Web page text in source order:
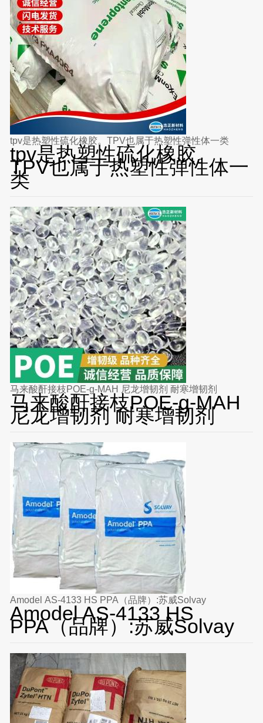
tpv是热塑性硫化橡胶。TPV也属于热塑性弹性体一类
tpv是热塑性硫化橡胶。
TPV也属于热塑性弹性体一
类
马来酸酐接枝POE-g-MAH 尼龙增韧剂 耐寒增韧剂
马来酸酐接枝POE-g-MAH
尼龙增韧剂 耐寒增韧剂
Amodel AS-4133 HS PPA（品牌）:苏威Solvay
Amodel AS-4133 HS
PPA（品牌）:苏威Solvay